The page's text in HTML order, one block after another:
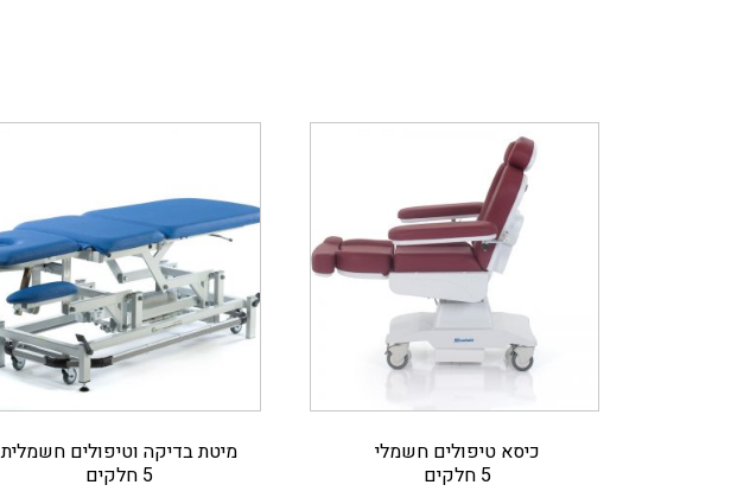
כיסא טיפולים חשמלי
5 חלקים
מיטת בדיקה וטיפולים חשמלית
5 חלקים